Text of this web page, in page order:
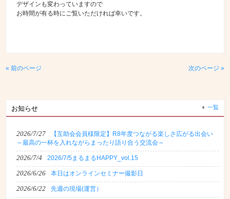
デザインも変わっていますので
お時間が有る時にご覧いただければ幸いです。
« 前のページ 次のページ »
お知らせ 一覧
2026/7/27
【互助会会員様限定】R8年度つながる楽しさ広がる出会い
～最高の一杯を入れながらまったり語り合う交流会～
2026/7/4 2026/7/5まるまるHAPPY_vol.15
2026/6/26 本日はオンラインセミナー撮影日
2026/6/22 先週の現場(運営）